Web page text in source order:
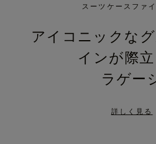
スーツケースファ
アイコニックな
インが際
ラゲー
詳しく見る